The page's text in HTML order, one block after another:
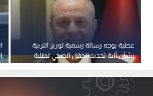
عطية يوجه رسالة رسمية لوزير التربية
بشأن آلية تحديد الحقل الصحي لطلبة
2009